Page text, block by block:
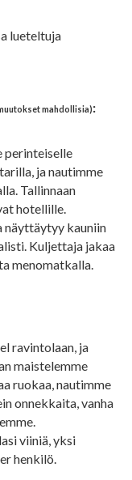
lueteltuja
mahdollisia):
perinteiselle
ja nautimme
Tallinnaan
hotellille.
näyttäytyy kauniin
Kuljettaja jakaa
menomatkalla.
ravintolaan, ja
maistelemme
ruokaa, nautimme
onnekkaita, vanha
viiniä, yksi
henkilö.